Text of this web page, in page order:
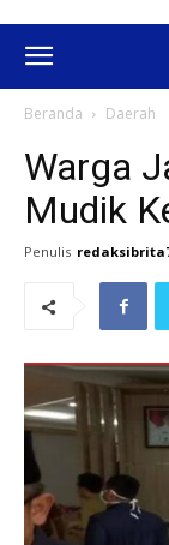
Beranda Daerah
Warga
Mudik
Penulis